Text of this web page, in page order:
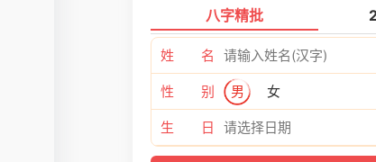
八字精批
姓 名
性 别 男 女
生 日